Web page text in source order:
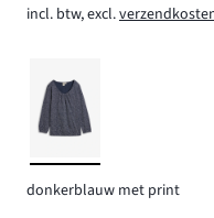
incl. btw, excl.
donkerblauw met print